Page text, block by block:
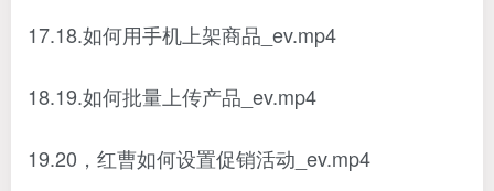
17.18.如何用手机上架商品_ev.mp4
18.19.如何批量上传产品_ev.mp4
19.20，红曹如何设置促销活动_ev.mp4